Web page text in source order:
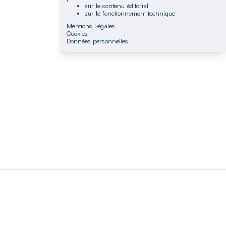
sur le contenu éditorial
sur le fonctionnement technique
Mentions Légales
Cookies
Données personnelles